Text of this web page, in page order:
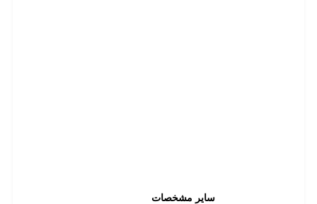
سایر مشخصات